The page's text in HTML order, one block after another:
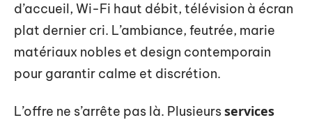
d’accueil, Wi-Fi haut débit, télévision à écran
plat dernier cri. L’ambiance, feutrée, marie
matériaux nobles et design contemporain
pour garantir calme et discrétion.
L’offre ne s’arrête pas là. Plusieursservices